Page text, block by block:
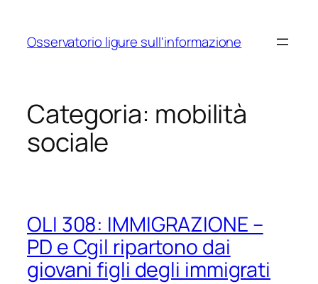
contenuto
Osservatorio ligure sull'informazione
Categoria: mobilità
sociale
OLI 308: IMMIGRAZIONE –
PD e Cgil ripartono dai
giovani figli degli immigrati